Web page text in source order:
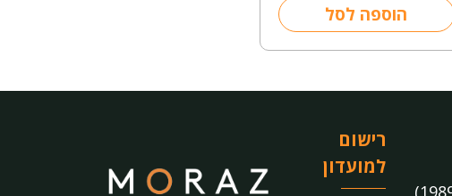
הוספה לסל
מורז צמחי מרפא (1989)
רישום
למועדון